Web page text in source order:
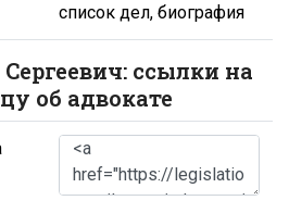
список дел, биография
ссылки на
об адвокате